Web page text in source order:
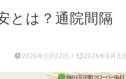
とは？通院間隔
2026年1月22日 / 2026年6月3日